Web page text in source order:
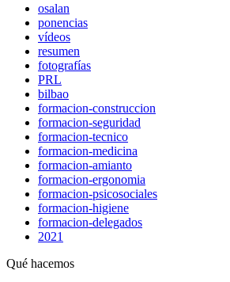
osalan
ponencias
vídeos
resumen
fotografías
PRL
bilbao
formacion-construccion
formacion-seguridad
formacion-tecnico
formacion-medicina
formacion-amianto
formacion-ergonomia
formacion-psicosociales
formacion-higiene
formacion-delegados
2021
Qué hacemos